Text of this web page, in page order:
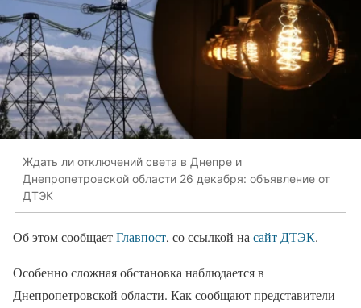
Ждать ли отключений света в Днепре и
Днепропетровской области 26 декабря: объявление от
ДТЭК
Об этом сообщаетГлавпост, со ссылкой на сайт ДТЭК.
Особенно сложная обстановка наблюдается в
Днепропетровской области. Как сообщают представители